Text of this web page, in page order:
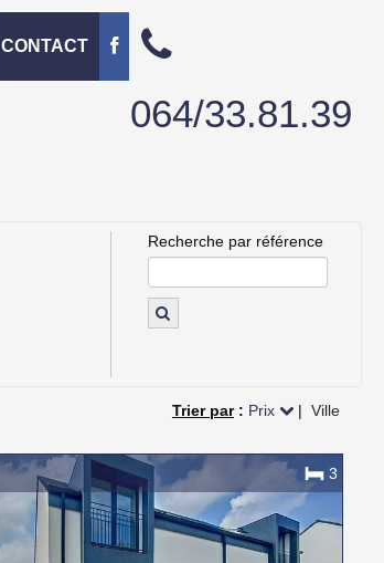
CONTACT
064/33.81.39
Recherche par référence
Trier par: Prix | Ville
3